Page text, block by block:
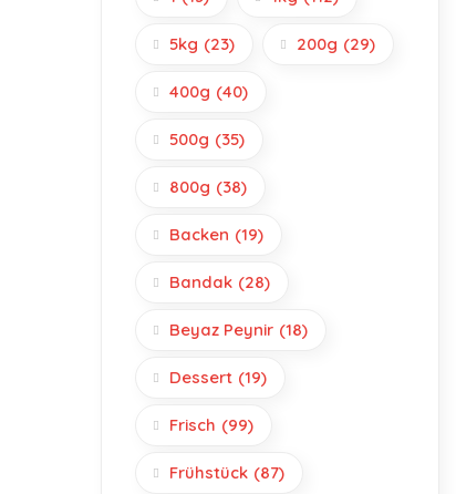
5kg (23) 200g (29)
400g (40)
500g (35)
800g (38)
Backen (19)
Bandak (28)
Beyaz Peynir (18)
Dessert (19)
Frisch (99)
Frühstück (87)